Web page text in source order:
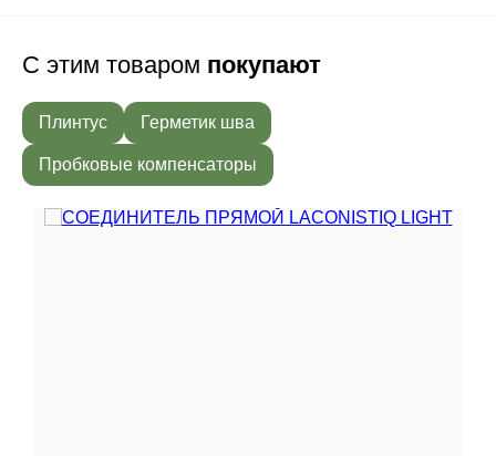
С этим товаром покупают
Плинтус Герметик шва
Пробковые компенсаторы